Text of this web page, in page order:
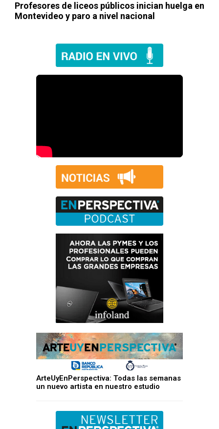
Profesores de liceos públicos inician huelga en
Montevideo y paro a nivel nacional
ArteUyEnPerspectiva: Todas las semanas
un nuevo artista en nuestro estudio